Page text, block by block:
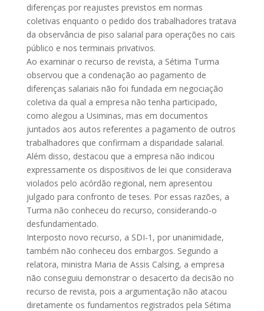
diferenças por reajustes previstos em normas
coletivas enquanto o pedido dos trabalhadores tratava
da observância de piso salarial para operações no cais
público e nos terminais privativos.
Ao examinar o recurso de revista, a Sétima Turma
observou que a condenação ao pagamento de
diferenças salariais não foi fundada em negociação
coletiva da qual a empresa não tenha participado,
como alegou a Usiminas, mas em documentos
juntados aos autos referentes a pagamento de outros
trabalhadores que confirmam a disparidade salarial.
Além disso, destacou que a empresa não indicou
expressamente os dispositivos de lei que considerava
violados pelo acórdão regional, nem apresentou
julgado para confronto de teses. Por essas razões, a
Turma não conheceu do recurso, considerando-o
desfundamentado.
Interposto novo recurso, a SDI-1, por unanimidade,
também não conheceu dos embargos. Segundo a
relatora, ministra Maria de Assis Calsing, a empresa
não conseguiu demonstrar o desacerto da decisão no
recurso de revista, pois a argumentação não atacou
diretamente os fundamentos registrados pela Sétima